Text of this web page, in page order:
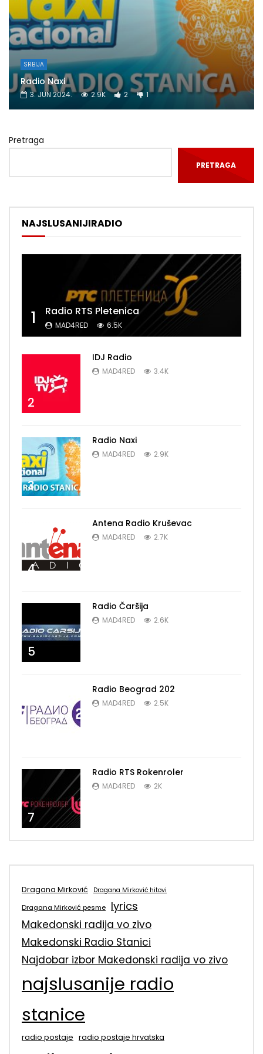
SRBIJA
Radio Naxi
3. JUN 2024. 2.9K 2 1
Pretraga
PRETRAGA
NAJSLUSANIJIRADIO
1 Radio RTS Pletenica
MAD4RED 6.5K
2
IDJ Radio
MAD4RED 3.4K
3
Radio Naxi
MAD4RED 2.9K
4
Antena Radio Kruševac
MAD4RED 2.7K
5
Radio Čaršija
MAD4RED 2.6K
Radio Beograd 202
MAD4RED 2.5K
7
Radio RTS Rokenroler
MAD4RED 2K
Dragana Mirković Dragana Mirković hitovi
Dragana Mirković pesme lyrics
Makedonski radija vo zivo
Makedonski Radio Stanici
Najdobar izbor Makedonski radija vo zivo
najslusanije radio
stanice
radio postaje radio postaje hrvatska